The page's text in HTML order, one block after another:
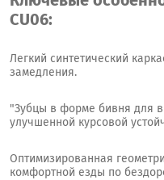
CU06:
Легкий синтетический
замедления.
"Зубцы в форме бивня для
улучшенной курсовой
Оптимизированная
комфортной езды по